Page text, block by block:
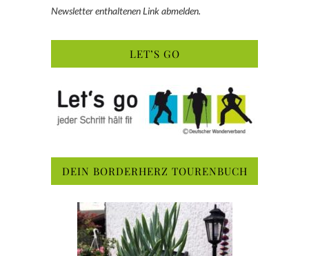
Newsletter enthaltenen Link abmelden.
LET’S GO
DEIN BORDERHERZ TOURENBUCH